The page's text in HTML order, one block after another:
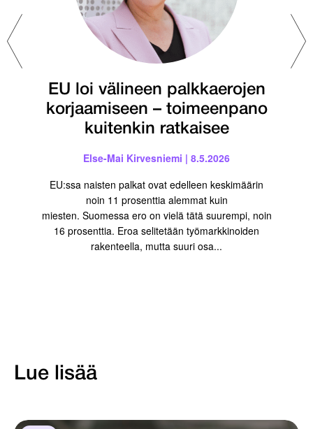
EU loi välineen palkkaerojen
korjaa­miseen – toimeenpano
kuiten­kin ratkaisee
Else-Mai Kirvesniemi | 8.5.2026
EU:ssa naisten palkat ovat edelleen keskimäärin
noin 11 prosenttia alemmat kuin
miesten. Suomessa ero on vielä tätä suurempi, noin
16 prosenttia. Eroa selitetään työmarkkinoiden
rakenteella, mutta suuri osa...
Lue lisää